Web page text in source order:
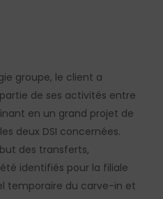
groupe, le client a
de ses activités entre
en un grand projet de
deux DSI concernées.
des transferts,
identifiés pour la filiale
temporaire du carve-in et